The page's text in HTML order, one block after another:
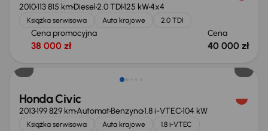
2010113 815 kmDiesel2.0 TDI125 kW4x4
Książka serwisowa Auta krajowe 2.0 TDI
Cena promocyjna
38 000 zł
Cena
40 000 zł
Taniej o 1 500 zł
Honda Civic
2013199 829 kmAutomatBenzyna1.8 i-VTEC104 kW
Książka serwisowa Auta krajowe 1.8 i-VTEC